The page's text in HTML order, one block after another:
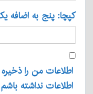
کپچا: پنج به
اطلاعات من را
اطلاعات نداشته باشم